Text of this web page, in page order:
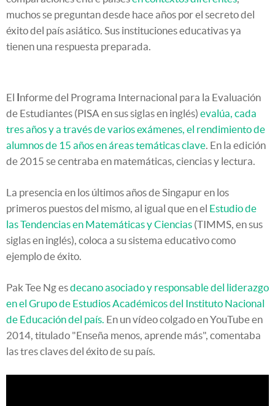
muchos se preguntan desde hace años por el secreto del
éxito del país asiático. Sus instituciones educativas ya
tienen una respuesta preparada.
El Informe del Programa Internacional para la Evaluación
de Estudiantes (PISA en sus siglas en inglés) evalúa, cada
tres años y a través de varios exámenes, el rendimiento de
alumnos de 15 años en áreas temáticas clave . En la edición
de 2015 se centraba en matemáticas, ciencias y lectura.
La presencia en los últimos años de Singapur en los
primeros puestos del mismo, al igual que en el Estudio de
las Tendencias en Matemáticas y Ciencias (TIMMS, en sus
siglas en inglés), coloca a su sistema educativo como
ejemplo de éxito.
Pak Tee Ngesdecano asociado y responsable del liderazgo
en el Grupo de Estudios Académicos del Instituto Nacional
de Educación del país. En un vídeo colgado en YouTube en
2014, titulado "Enseña menos, aprende más", comentaba
las tres claves del éxito de su país.